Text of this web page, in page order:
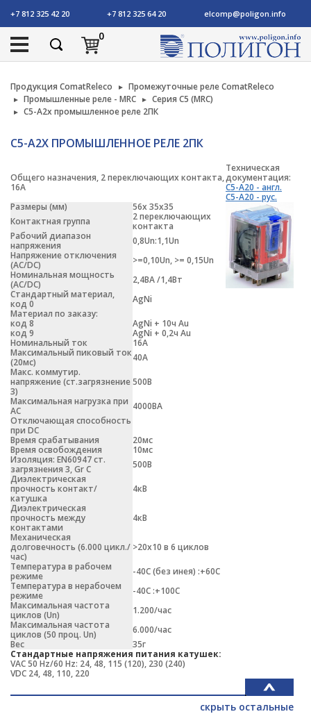
+7 812 325 42 20 +7 812 325 64 20 elcomp@poligon.info
0
Продукция ComatReleco
Промежуточные реле ComatReleco
Промышленные реле - MRC
Серия C5 (MRC)
C5-A2x промышленное реле 2ПК
C5-A2X ПРОМЫШЛЕННОЕ РЕЛЕ 2ПК
скрыть остальные
Общего назначения, 2 переключающих контакта,
16А
Техническая
документация:
C5-A20 - англ.
C5-A20 - рус.
Размеры (мм)
56x 35х35
Контактная группа
2 переключающих
контакта
Рабочий диапазон
напряжения
0,8Un:1,1Un
Напряжение отключения
(АС/DC)
>=0,10Un, >= 0,15Un
Номинальная мощность
(АC/DC)
2,4ВА /1,4Вт
Стандартный материал,
код 0
AgNi
Материал по заказу:
код 8
AgNi + 10ч Au
код 9
AgNi + 0,2ч Au
Номинальный ток
16А
Максимальный пиковый ток
(20мс)
40А
Макс. коммутир.
напряжение (ст.загрязнение
3)
500В
Максимальная нагрузка при
АС
4000ВА
Отключающая способность
при DC
Время срабатывания
20мс
Время освобождения
10мс
Изоляция: EN60947 ст.
загрязнения 3, Gr C
500В
Диэлектрическая
прочность контакт/
катушка
4кВ
Диэлектрическая
прочность между
контактами
4кВ
Механическая
долговечность (6.000 цикл./
час)
>20х10 в 6 циклов
Температура в рабочем
режиме
-40С (без инея) :+60С
Температура в нерабочем
режиме
-40С :+100С
Максимальная частота
циклов (Un)
1.200/час
Максимальная частота
циклов (50 проц. Un)
6.000/час
Вес
35г
Стандартные напряжения питания катушек:
VAC 50 Hz/60 Hz: 24, 48, 115 (120), 230 (240)
VDC 24, 48, 110, 220